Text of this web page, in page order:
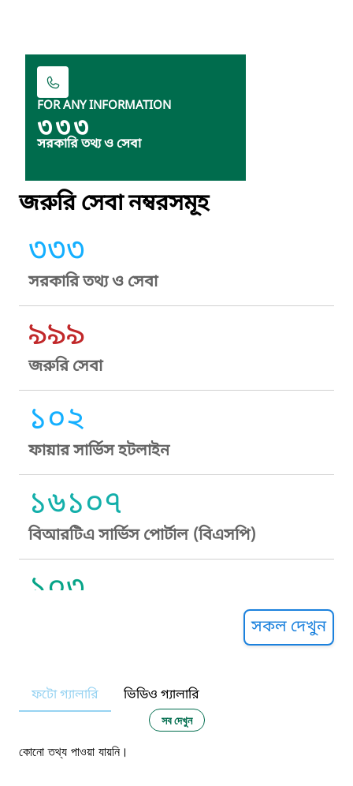
FOR ANY INFORMATION
৩৩৩
সরকারি তথ্য ও সেবা
জরুরি সেবা নম্বরসমূহ
৩৩৩
সরকারি তথ্য ও সেবা
৯৯৯
জরুরি সেবা
১০২
ফায়ার সার্ভিস হটলাইন
১৬১০৭
বিআরটিএ সার্ভিস পোর্টাল (বিএসপি)
১০৩
নারী ও শিশু নির্যাতন প্রতিরোধ
১০৬
সকল দেখুন
ফটো গ্যালারি ভিডিও গ্যালারি
সব দেখুন
কোনো তথ্য পাওয়া যায়নি।